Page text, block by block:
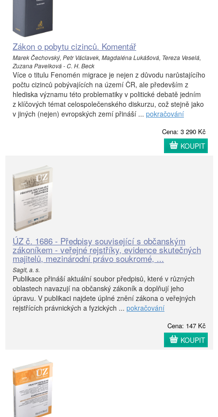
Zákon o pobytu cizinců. Komentář
Marek Čechovský, Petr Václavek, Magdaléna Lukášová, Tereza Veselá,
Zuzana Pavelková - C. H. Beck
Více o titulu Fenomén migrace je nejen z důvodu narůstajícího
počtu cizinců pobývajících na území ČR, ale především z
hlediska významu této problematiky v politické debatě jedním
z klíčových témat celospolečenského diskurzu, což stejně jako
v jiných (nejen) evropských zemí přináší ... pokračování
Cena: 3 290 Kč
KOUPIT
ÚZ č. 1686 - Předpisy související s občanským
zákoníkem - veřejné rejstříky, evidence skutečných
majitelů, mezinárodní právo soukromé, ...
Sagit, a. s.
Publikace přináší aktuální soubor předpisů, které v různých
oblastech navazují na občanský zákoník a doplňují jeho
úpravu. V publikaci najdete úplné znění zákona o veřejných
rejstřících právnických a fyzických ... pokračování
Cena: 147 Kč
KOUPIT